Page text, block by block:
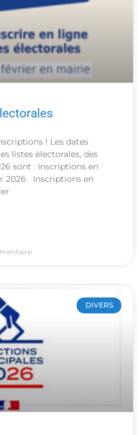
! Les dates
listes électorales, des
sont : Inscriptions en
2026 Inscriptions en
DIVERS